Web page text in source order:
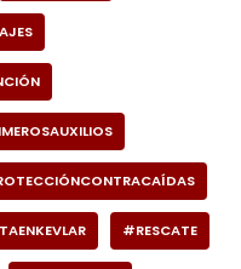
#RESCATE